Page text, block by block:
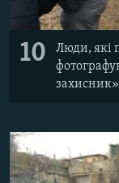
10
Люди, які
захисник»